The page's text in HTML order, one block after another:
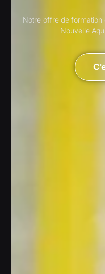
Notre offre de formation
Nouvelle